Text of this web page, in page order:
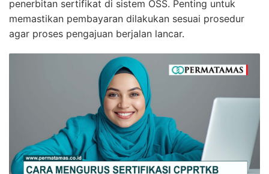
penerbitan sertifikat di sistem OSS. Penting untuk
memastikan pembayaran dilakukan sesuai prosedur
agar proses pengajuan berjalan lancar.